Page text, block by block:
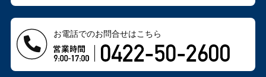
お電話でのお問合せはこちら